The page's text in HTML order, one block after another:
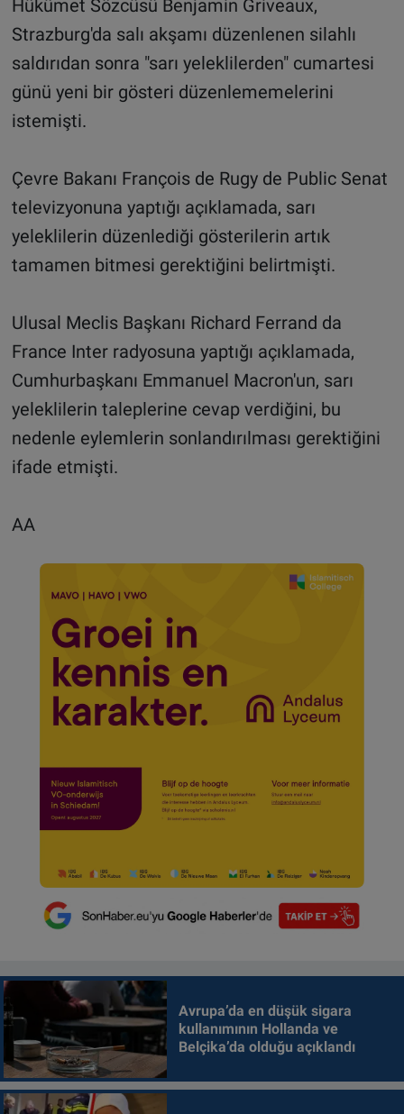
Hükümet Sözcüsü Benjamin Griveaux,
Strazburg'da salı akşamı düzenlenen silahlı
saldırıdan sonra "sarı yeleklilerden" cumartesi
günü yeni bir gösteri düzenlememelerini
istemişti.
Çevre Bakanı François de Rugy de Public Senat
televizyonuna yaptığı açıklamada, sarı
yeleklilerin düzenlediği gösterilerin artık
tamamen bitmesi gerektiğini belirtmişti.
Ulusal Meclis Başkanı Richard Ferrand da
France Inter radyosuna yaptığı açıklamada,
Cumhurbaşkanı Emmanuel Macron'un, sarı
yeleklilerin taleplerine cevap verdiğini, bu
nedenle eylemlerin sonlandırılması gerektiğini
ifade etmişti.
AA
Avrupa’da en düşük sigara
kullanımının Hollanda ve
Belçika’da olduğu açıklandı